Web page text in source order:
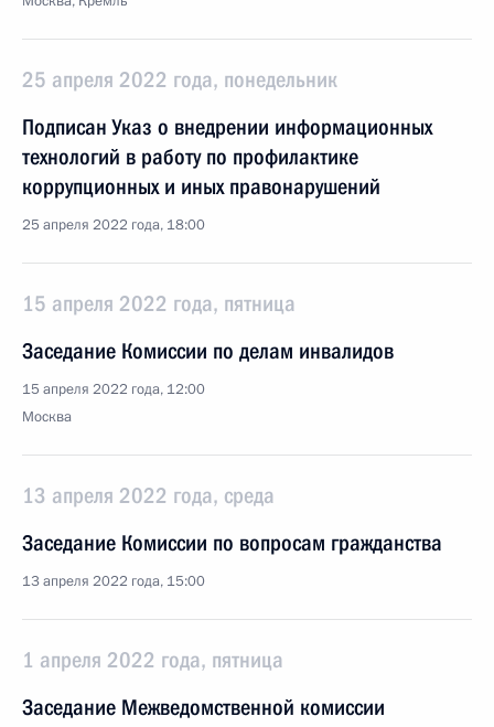
25 апреля 2022 года, понедельник
Подписан Указ о внедрении информационных
технологий в работу по профилактике
коррупционных и иных правонарушений
25 апреля 2022 года, 18:00
15 апреля 2022 года, пятница
Заседание Комиссии по делам инвалидов
15 апреля 2022 года, 12:00
Москва
13 апреля 2022 года, среда
Заседание Комиссии по вопросам гражданства
13 апреля 2022 года, 15:00
1 апреля 2022 года, пятница
Заседание Межведомственной комиссии